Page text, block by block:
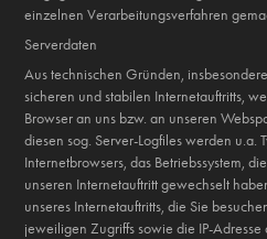
einzelnen Verarbeitungsverfahren
Serverdaten
Aus technischen Gründen,
sicheren und stabilen Internetauftritts,
Browser an uns bzw. an unseren
diesen sog. Server-Logfiles werden u.a.
Internetbrowsers, das Betriebssystem,
unseren Internetauftritt gewechselt
unseres Internetauftritts, die Sie
jeweiligen Zugriffs sowie die IP-Adresse